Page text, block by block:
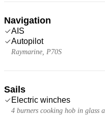
Navigation
AIS
Autopilot
Raymarine, P70S
Sails
Electric winches
4 burners cooking hob in glass